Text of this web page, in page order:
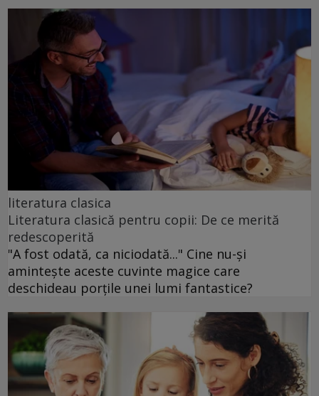
literatura clasica
Literatura clasică pentru copii: De ce merită
redescoperită
"A fost odată, ca niciodată..." Cine nu-și
amintește aceste cuvinte magice care
deschideau porțile unei lumi fantastice?